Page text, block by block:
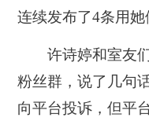
连续发布了4条用她
许诗婷和室友
粉丝群，说了几句
向平台投诉，但平